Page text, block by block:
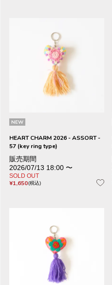
NEW
HEART CHARM 2026 - ASSORT -
57 (key ring type)
販売期間
2026/07/13 18:00 〜
SOLD OUT
¥1,650 税込